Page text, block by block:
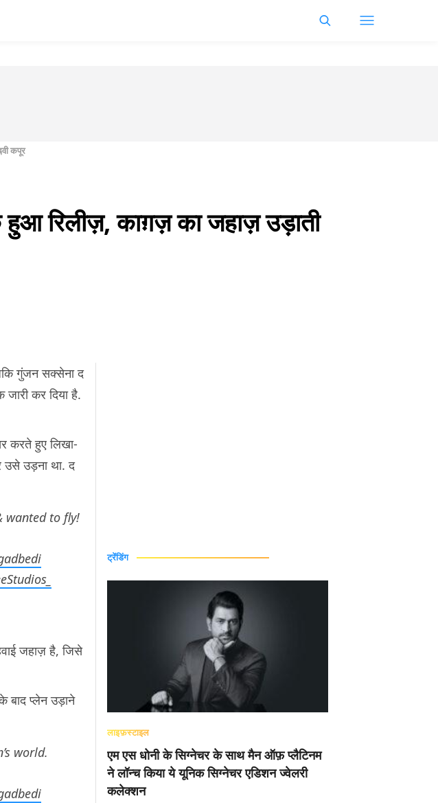
कपूर
हुआ रिलीज़, काग़ज़ का जहाज़ उड़ाती
गुंजन सक्सेना द
कर दिया है.
करते हुए लिखा-
उसे उड़ना था. द
wanted to fly!
जहाज़ है, जिसे
बाद प्लेन उड़ाने
world.
ट्रेंडिंग
लाइफ़स्टाइल
एम एस धोनी के सिग्नेचर के साथ मैन ऑफ़ प्लैटिनम
ने लॉन्च किया ये यूनिक सिग्नेचर एडिशन ज्वेलरी
कलेक्शन